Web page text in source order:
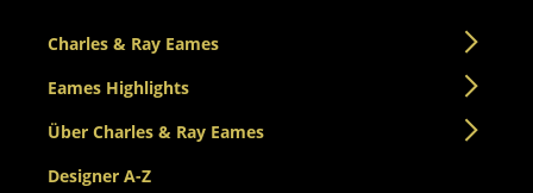
Charles & Ray Eames
Eames Highlights
Über Charles & Ray Eames
Designer A-Z